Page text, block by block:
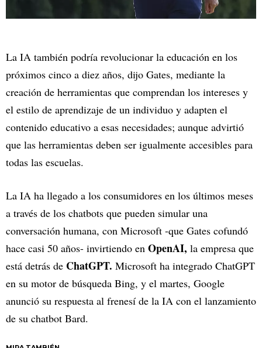
La IA también podría revolucionar la educación en los
próximos cinco a diez años, dijo Gates, mediante la
creación de herramientas que comprendan los intereses y
el estilo de aprendizaje de un individuo y adapten el
contenido educativo a esas necesidades; aunque advirtió
que las herramientas deben ser igualmente accesibles para
todas las escuelas.
La IA ha llegado a los consumidores en los últimos meses
a través de los chatbots que pueden simular una
conversación humana, con Microsoft -que Gates cofundó
hace casi 50 años- invirtiendo en OpenAI, la empresa que
está detrás de ChatGPT. Microsoft ha integrado ChatGPT
en su motor de búsqueda Bing, y el martes, Google
anunció su respuesta al frenesí de la IA con el lanzamiento
de su chatbot Bard.